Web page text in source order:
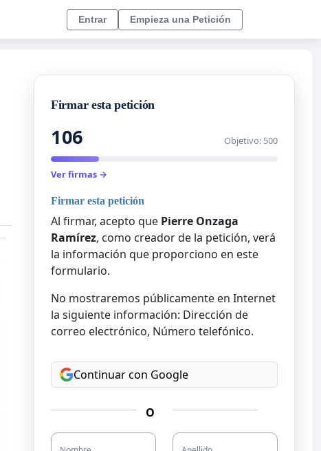
Entrar Empieza una Petición
Firmar esta petición
106 Objetivo: 500
Ver firmas →
Firmar esta petición
Al firmar, acepto que Pierre Onzaga
Ramírez, como creador de la petición, verá
la información que proporciono en este
formulario.
No mostraremos públicamente en Internet
la siguiente información: Dirección de
correo electrónico, Número telefónico.
Continuar con Google
O